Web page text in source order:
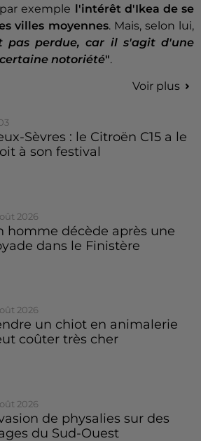
exemple
l'intérêt d'Ikea de se
villes moyennes. Mais, selon lui,
pas perdue, car il s'agit d'une
notoriété".
Voir plus
Sèvres : le Citroën C15 a le
à son festival
2026
homme décède après une
dans le Finistère
2026
un chiot en animalerie
coûter très cher
2026
de physalies sur des
du Sud-Ouest